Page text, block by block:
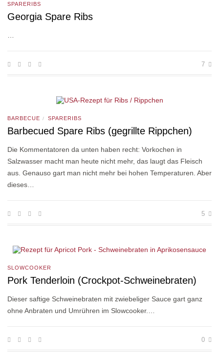
SPARERIBS
Georgia Spare Ribs
7
BARBECUE / SPARERIBS
Barbecued Spare Ribs (gegrillte Rippchen)
Die Kommentatoren da unten haben recht: Vorkochen in
Salzwasser macht man heute nicht mehr, das laugt das Fleisch
aus. Genauso gart man nicht mehr bei hohen Temperaturen. Aber
dieses…
5
SLOWCOOKER
Pork Tenderloin (Crockpot-Schweinebraten)
Dieser saftige Schweinebraten mit zwiebeliger Sauce gart ganz
ohne Anbraten und Umrühren im Slowcooker.…
0